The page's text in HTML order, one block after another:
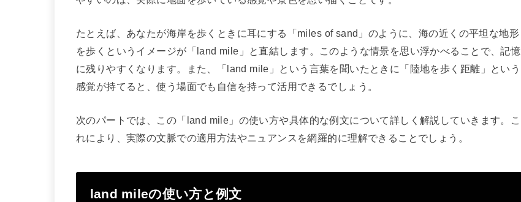
たとえば、あなたが海岸を歩くときに耳にする「miles of sand」のように、海の近くの平坦な地形
を歩くというイメージが「land mile」と直結します。このような情景を思い浮かべることで、記憶
に残りやすくなります。また、「land mile」という言葉を聞いたときに「陸地を歩く距離」という
感覚が持てると、使う場面でも自信を持って活用できるでしょう。
次のパートでは、この「land mile」の使い方や具体的な例文について詳しく解説していきます。こ
れにより、実際の文脈での適用方法やニュアンスを網羅的に理解できることでしょう。
land mileの使い方と例文